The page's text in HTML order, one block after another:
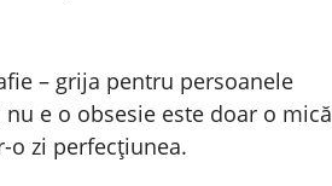
– grija pentru persoanele
e o obsesie este doar o mică
o zi perfecțiunea.